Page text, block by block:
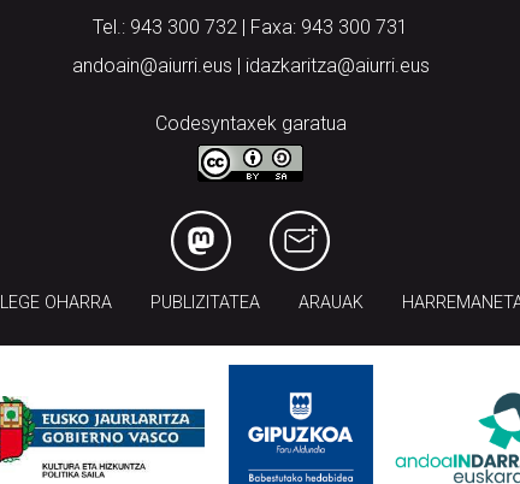
Tel.: 943 300 732 | Faxa: 943 300 731
andoain@aiurri.eus | idazkaritza@aiurri.eus
Codesyntaxek garatua
LEGE OHARRA PUBLIZITATEA ARAUAK